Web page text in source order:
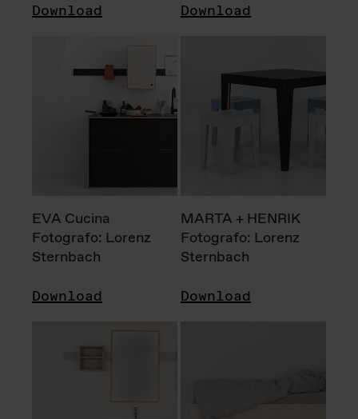
Download Download
EVA Cucina
Fotografo: Lorenz
Sternbach
Download
MARTA + HENRIK
Fotografo: Lorenz
Sternbach
Download